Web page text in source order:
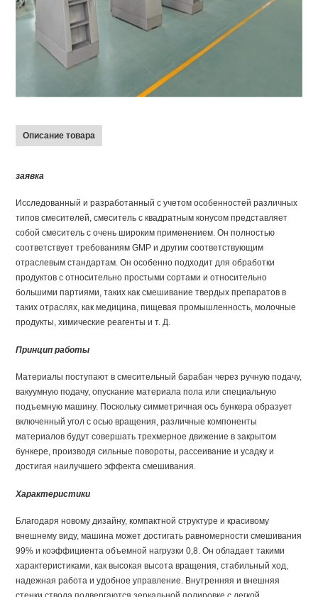
Описание товара
заявка
Исследованный и разработанный с учетом особенностей различных
типов смесителей, смеситель с квадратным конусом представляет
собой смеситель с очень широким применением. Он полностью
соответствует требованиям GMP и другим соответствующим
отраслевым стандартам. Он особенно подходит для обработки
продуктов с относительно простыми сортами и относительно
большими партиями, таких как смешивание твердых препаратов в
таких отраслях, как медицина, пищевая промышленность, молочные
продукты, химические реагенты и т. Д.
Принцип работы
Материалы поступают в смесительный барабан через ручную подачу,
вакуумную подачу, опускание материала пола или специальную
подъемную машину. Поскольку симметричная ось бункера образует
включенный угол с осью вращения, различные компоненты
материалов будут совершать трехмерное движение в закрытом
бункере, производя сильные повороты, рассеивание и усадку и
достигая наилучшего эффекта смешивания.
Характеристики
Благодаря новому дизайну, компактной структуре и красивому
внешнему виду, машина может достигать равномерности смешивания
99% и коэффициента объемной нагрузки 0,8. Он обладает такими
характеристиками, как высокая высота вращения, стабильный ход,
надежная работа и удобное управление. Внутренняя и внешняя